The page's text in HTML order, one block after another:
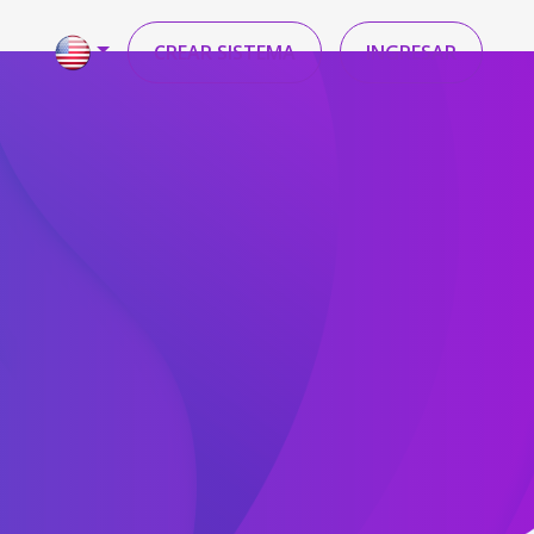
CREAR SISTEMA INGRESAR